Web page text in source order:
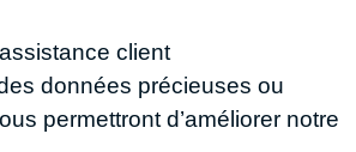
client
données précieuses ou
permettront d’améliorer notre